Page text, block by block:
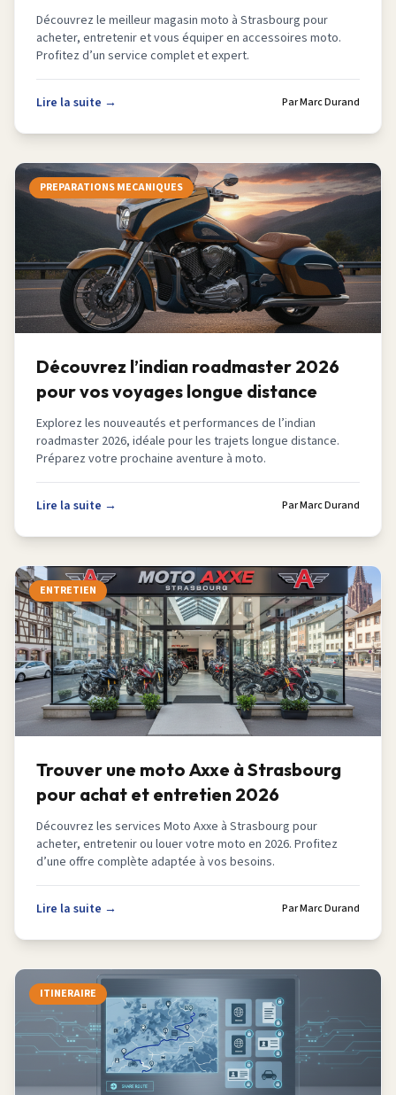
Découvrez le meilleur magasin moto à Strasbourg pour
acheter, entretenir et vous équiper en accessoires moto.
Profitez d’un service complet et expert.
Lire la suite → ParMarc Durand
PREPARATIONS MECANIQUES
Découvrez l’indian roadmaster 2026
pour vos voyages longue distance
Explorez les nouveautés et performances de l’indian
roadmaster 2026, idéale pour les trajets longue distance.
Préparez votre prochaine aventure à moto.
Lire la suite → ParMarc Durand
ENTRETIEN
Trouver une moto Axxe à Strasbourg
pour achat et entretien 2026
Découvrez les services Moto Axxe à Strasbourg pour
acheter, entretenir ou louer votre moto en 2026. Profitez
d’une offre complète adaptée à vos besoins.
Lire la suite → ParMarc Durand
ITINERAIRE